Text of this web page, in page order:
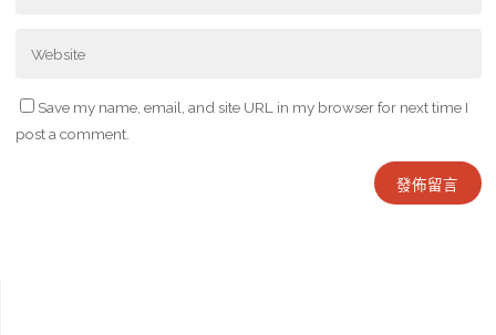
Save my name, email, and site URL in my browser for next time I
post a comment.